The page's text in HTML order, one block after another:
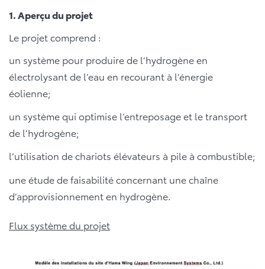
1. Aperçu du projet
Le projet comprend :
un système pour produire de l’hydrogène en
électrolysant de l’eau en recourant à l’énergie
éolienne;
un système qui optimise l’entreposage et le transport
de l’hydrogène;
l’utilisation de chariots élévateurs à pile à combustible;
une étude de faisabilité concernant une chaîne
d’approvisionnement en hydrogène.
Flux système du projet